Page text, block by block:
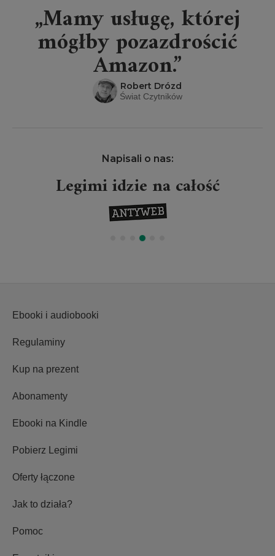
„Mamy usługę, której
mógłby pozazdrościć
Amazon.”
Robert Drózd
Świat Czytników
Napisali o nas:
Legimi idzie na całość
Ebooki i audiobooki
Regulaminy
Kup na prezent
Abonamenty
Ebooki na Kindle
Pobierz Legimi
Oferty łączone
Jak to działa?
Pomoc